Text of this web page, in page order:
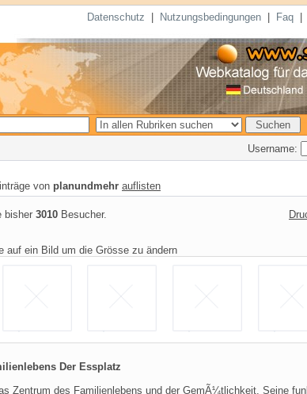
Datenschutz Nutzungsbedingungen Faq
Username:
von planundmehr auflisten
bisher 3010 Besucher.
auf ein Bild um die Grösse zu ändern
Der Essplatz
Zentrum des Familienlebens und der GemÃ¼tlichkeit. Seine